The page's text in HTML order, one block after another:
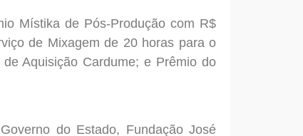
Místika de Pós-Produção com R$
de Mixagem de 20 horas para o
Aquisição Cardume; e Prêmio do
do Estado, Fundação José